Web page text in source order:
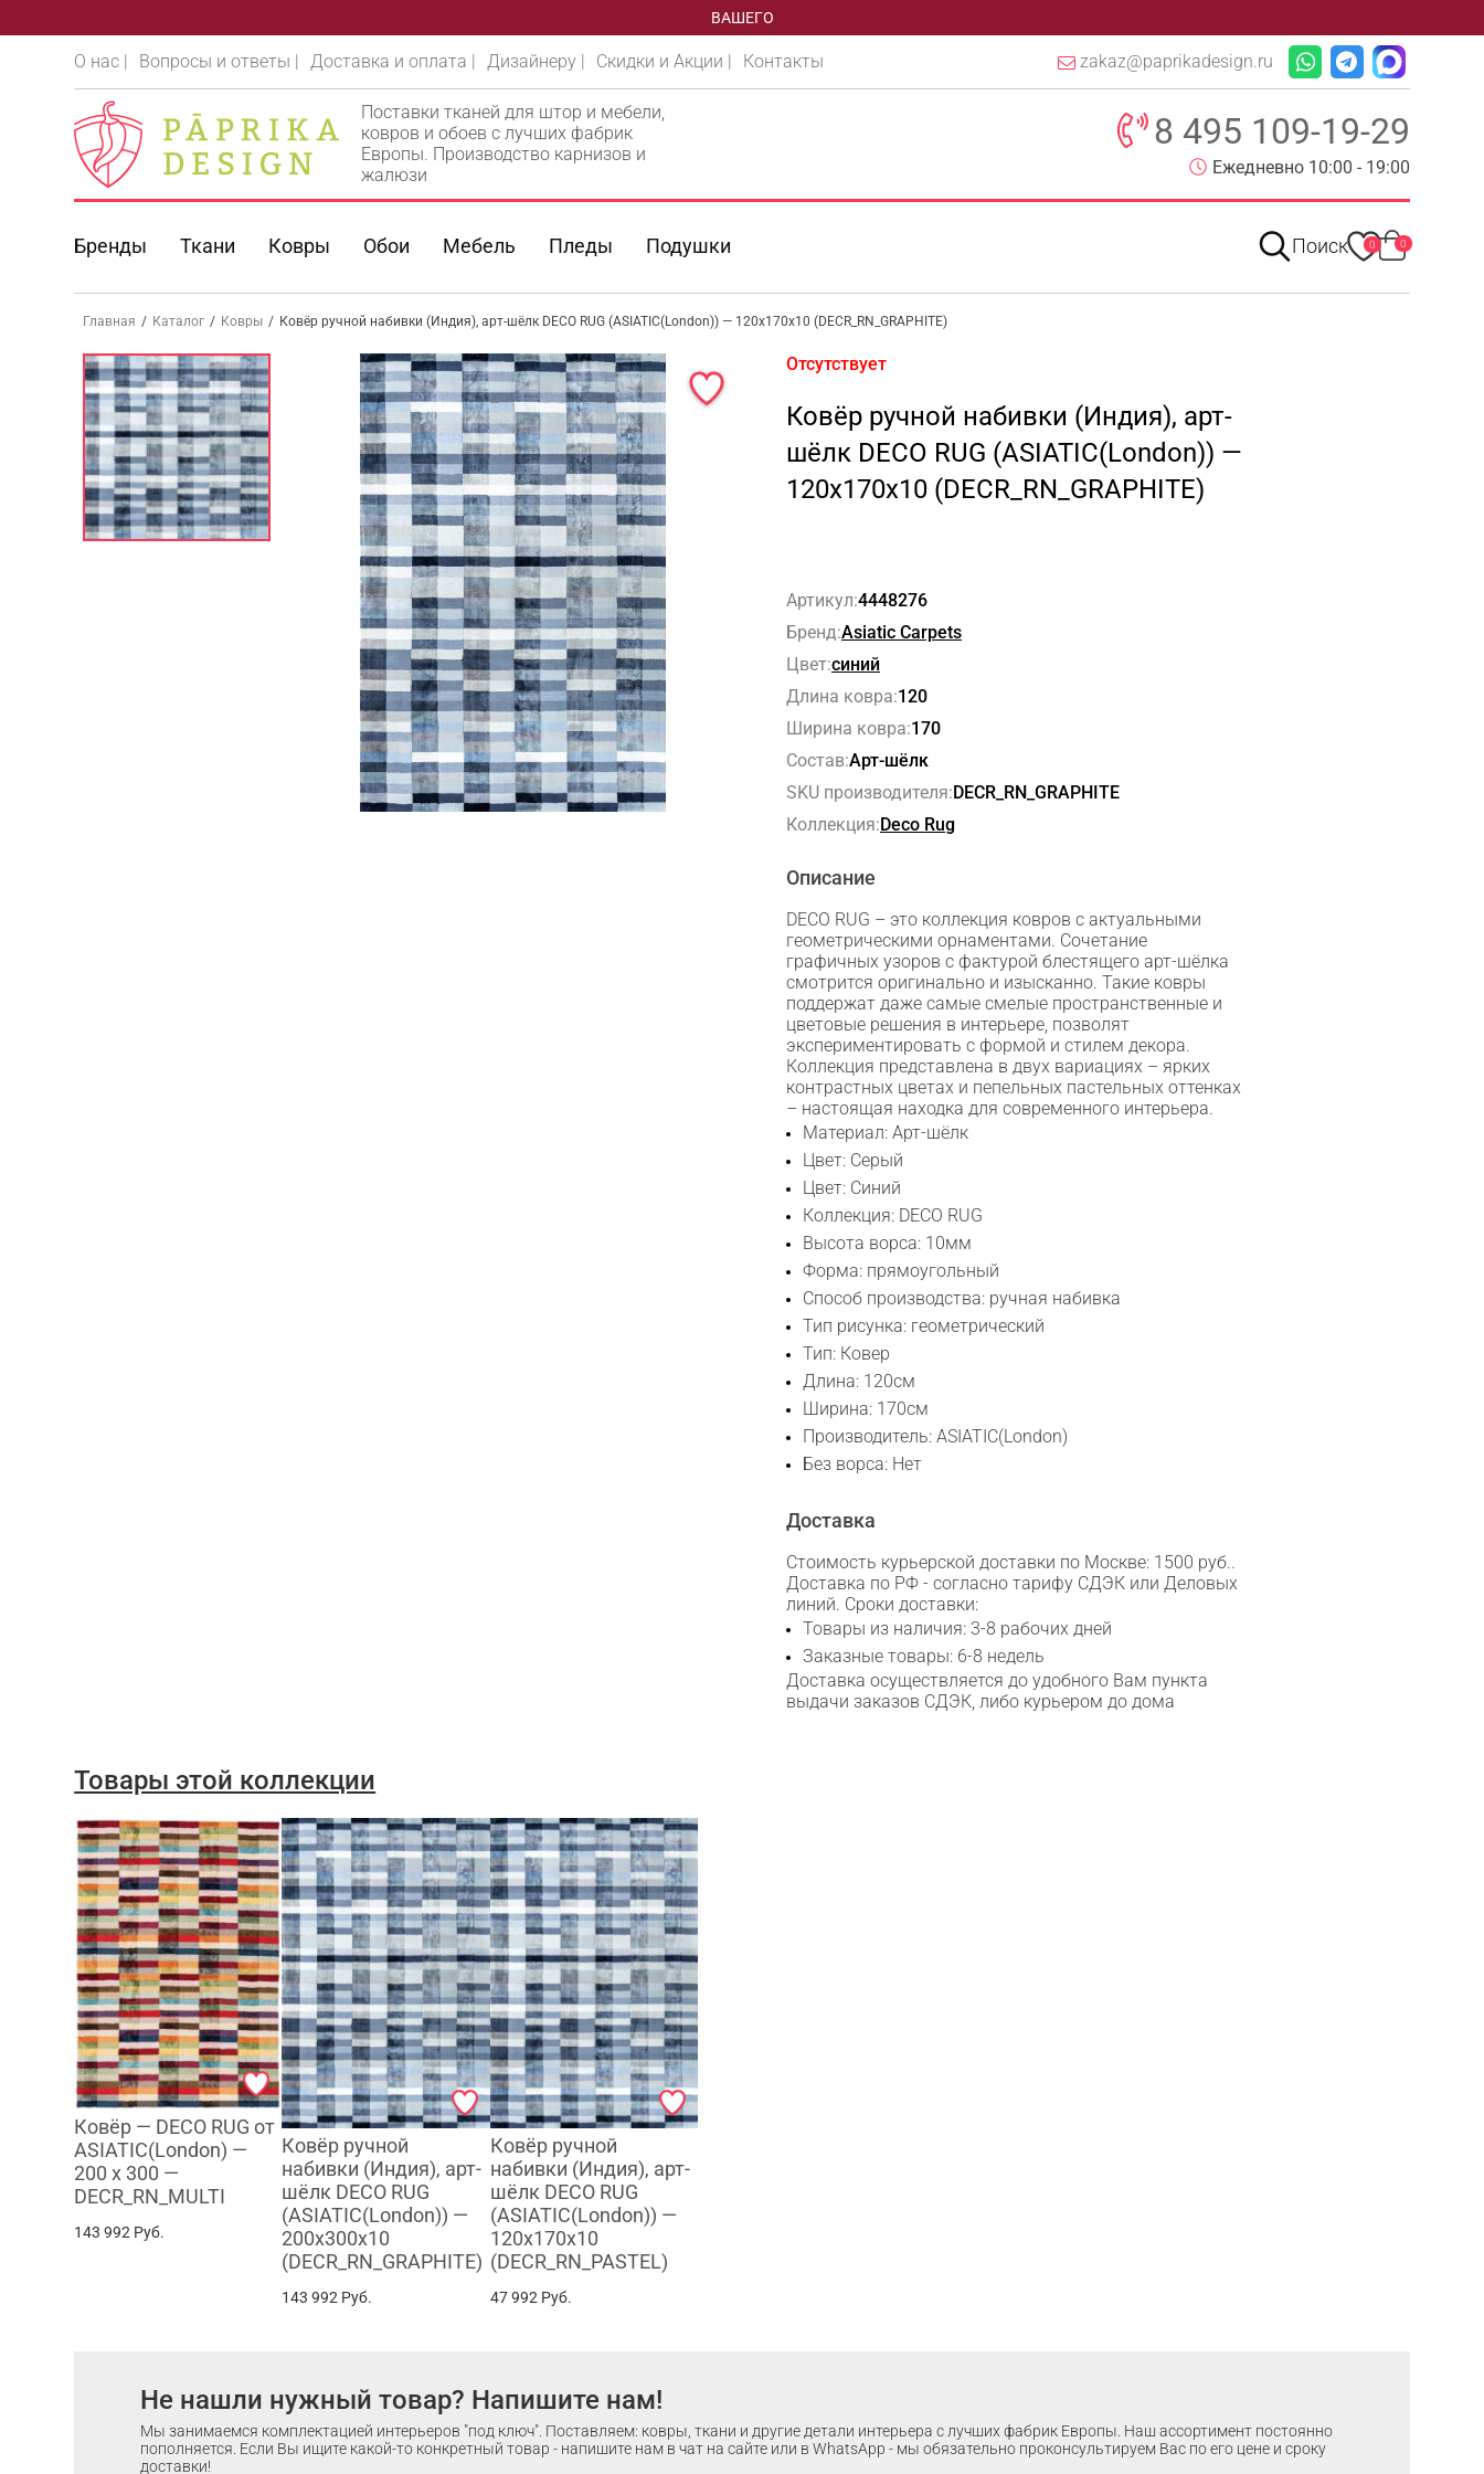
ВАШЕГО
О нас | Вопросы и ответы | Доставка и оплата | Дизайнеру | Скидки и Акции | Контакты zakaz@paprikadesign.ru
Поставки тканей для штор и мебели,
ковров и обоев с лучших фабрик
Европы. Производство карнизов и
жалюзи
8 495 109-19-29
Ежедневно 10:00 - 19:00
Бренды Ткани Ковры Обои Мебель Пледы Подушки Поиск 0 0
Главная / Каталог / Ковры / Ковёр ручной набивки (Индия), арт-шёлк DECO RUG (ASIATIC(London)) — 120x170x10 (DECR_RN_GRAPHITE)
Отсутствует
Ковёр ручной набивки (Индия), арт-
шёлк DECO RUG (ASIATIC(London)) —
120x170x10 (DECR_RN_GRAPHITE)
Артикул:4448276
Бренд:Asiatic Carpets
Цвет:синий
Длина ковра:120
Ширина ковра:170
Состав:Арт-шёлк
SKU производителя:DECR_RN_GRAPHITE
Коллекция:Deco Rug
Описание
DECO RUG – это коллекция ковров с актуальными
геометрическими орнаментами. Сочетание
графичных узоров с фактурой блестящего арт-шёлка
смотрится оригинально и изысканно. Такие ковры
поддержат даже самые смелые пространственные и
цветовые решения в интерьере, позволят
экспериментировать с формой и стилем декора.
Коллекция представлена в двух вариациях – ярких
контрастных цветах и пепельных пастельных оттенках
– настоящая находка для современного интерьера.
Материал: Арт-шёлк
Цвет: Серый
Цвет: Синий
Коллекция: DECO RUG
Высота ворса: 10мм
Форма: прямоугольный
Способ производства: ручная набивка
Тип рисунка: геометрический
Тип: Ковер
Длина: 120см
Ширина: 170см
Производитель: ASIATIC(London)
Без ворса: Нет
Доставка
Стоимость курьерской доставки по Москве: 1500 руб..
Доставка по РФ - согласно тарифу СДЭК или Деловых
линий. Сроки доставки:
Товары из наличия: 3-8 рабочих дней
Заказные товары: 6-8 недель
Доставка осуществляется до удобного Вам пункта
выдачи заказов СДЭК, либо курьером до дома
Товары этой коллекции
Ковёр — DECO RUG от
ASIATIC(London) —
200 x 300 —
DECR_RN_MULTI
143 992 Руб.
Ковёр ручной
набивки (Индия), арт-
шёлк DECO RUG
(ASIATIC(London)) —
200x300x10
(DECR_RN_GRAPHITE)
143 992 Руб.
Ковёр ручной
набивки (Индия), арт-
шёлк DECO RUG
(ASIATIC(London)) —
120x170x10
(DECR_RN_PASTEL)
47 992 Руб.
Не нашли нужный товар? Напишите нам!
Мы занимаемся комплектацией интерьеров "под ключ". Поставляем: ковры, ткани и другие детали интерьера с лучших фабрик Европы. Наш ассортимент постоянно
пополняется. Если Вы ищите какой-то конкретный товар - напишите нам в чат на сайте или в WhatsApp - мы обязательно проконсультируем Вас по его цене и сроку
доставки!